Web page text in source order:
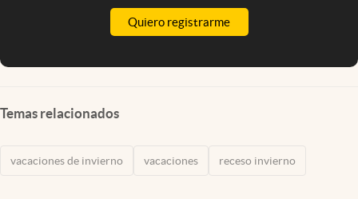
Quiero registrarme
Temas relacionados
vacaciones de invierno vacaciones receso invierno